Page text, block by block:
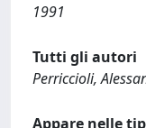
1991
Tutti gli autori
Perriccioli,
Appare nelle